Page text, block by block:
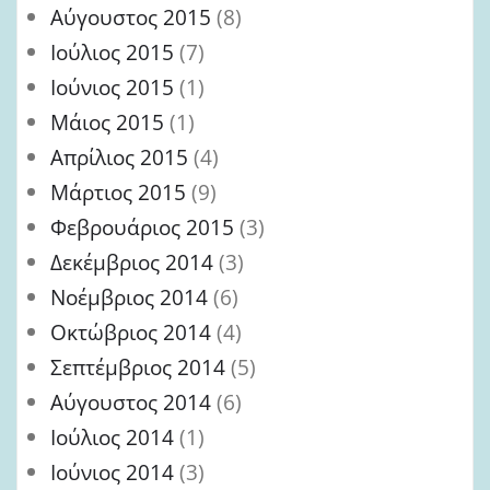
Αύγουστος 2015 (8)
Ιούλιος 2015 (7)
Ιούνιος 2015 (1)
Μάιος 2015 (1)
Απρίλιος 2015 (4)
Μάρτιος 2015 (9)
Φεβρουάριος 2015 (3)
Δεκέμβριος 2014(3)
Νοέμβριος 2014(6)
Οκτώβριος 2014(4)
Σεπτέμβριος 2014(5)
Αύγουστος 2014(6)
Ιούλιος 2014(1)
Ιούνιος 2014(3)